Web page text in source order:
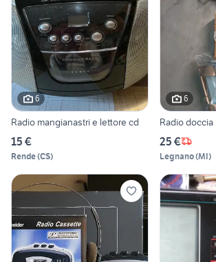
6
Radio mangianastri e lettore cd
15 €
Rende(CS)
6
Radio doccia
25 €
Legnano(MI)